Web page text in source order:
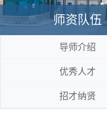
师资队伍
导师介绍
优秀人才
招才纳贤